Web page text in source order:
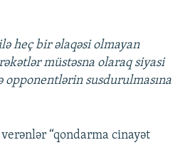
heç bir əlaqəsi olmayan
müstəsna olaraq siyasi
susdurulmasına
“qondarma cinayət